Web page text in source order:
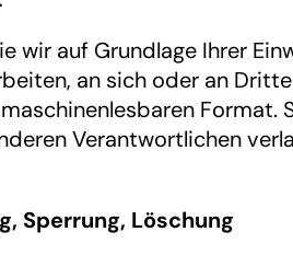
wir auf Grundlage Ihrer
an sich oder an Dritte
Format.
Verantwortlichen
Sperrung, Löschung